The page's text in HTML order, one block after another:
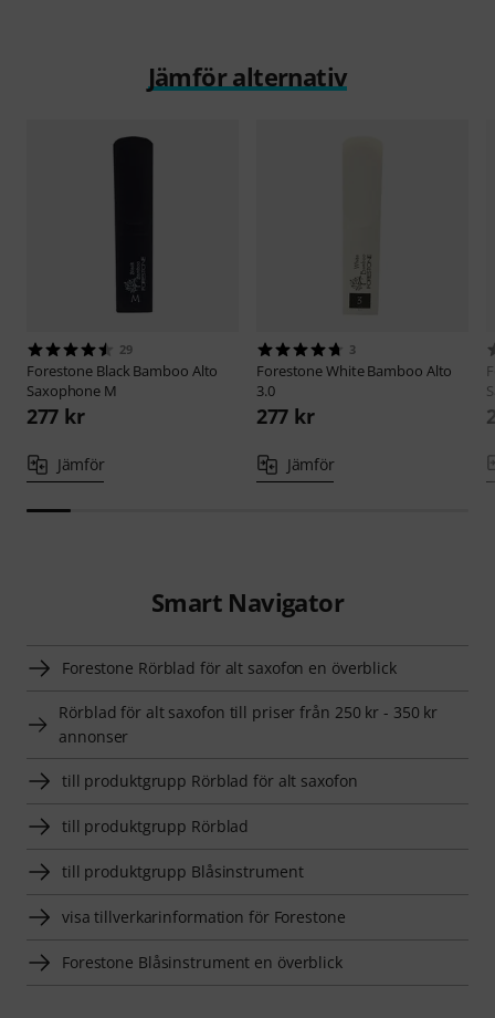
Jämför alternativ
29
Forestone Black Bamboo Alto
Saxophone M
277 kr
Jämför
3
ForestoneWhite Bamboo Alto
3.0
277 kr
Jämför
Smart Navigator
Forestone Rörblad för alt saxofon en överblick
Rörblad för alt saxofon till priser från 250 kr - 350 kr
annonser
till produktgrupp Rörblad för alt saxofon
till produktgrupp Rörblad
till produktgrupp Blåsinstrument
visa tillverkarinformation för Forestone
Forestone Blåsinstrument en överblick